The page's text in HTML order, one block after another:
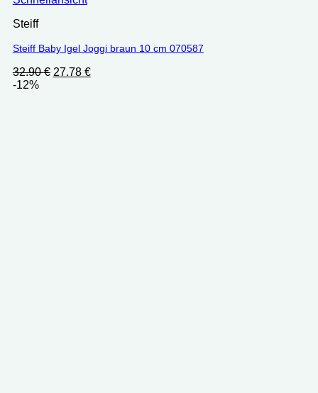
Steiff
Steiff Baby Igel Joggi braun 10 cm 070587
32.90€ Ursprünglicher
27.78 €Aktueller
-12%